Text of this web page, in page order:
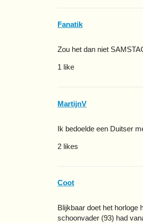
Fanatik
Zou het dan niet
1 like
MartijnV
Ik bedoelde een Duitser
2 likes
Coot
Blijkbaar doet het horloge
schoonvader (93) had